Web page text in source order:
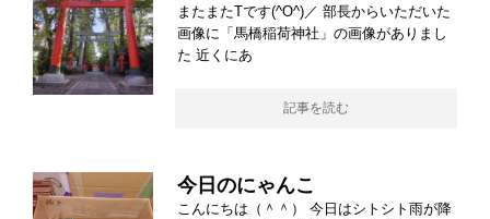
またまたTです(^O^)／ 部長からいただいた
画像に「馬橋稲荷神社」の画像がありまし
た 近くにあ
記事を読む
今日のにゃんこ
こんにちは（＾＾） 今日はシトシト雨が降